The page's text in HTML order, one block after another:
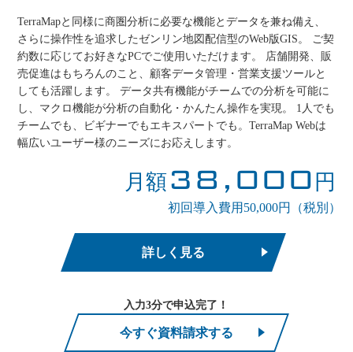
TerraMapと同様に商圏分析に必要な機能とデータを兼ね備え、
さらに操作性を追求したゼンリン地図配信型のWeb版GIS。 ご契
約数に応じてお好きなPCでご使用いただけます。 店舗開発、販
売促進はもちろんのこと、顧客データ管理・営業支援ツールと
しても活躍します。 データ共有機能がチームでの分析を可能に
し、マクロ機能が分析の自動化・かんたん操作を実現。 1人でも
チームでも、ビギナーでもエキスパートでも。TerraMap Webは
幅広いユーザー様のニーズにお応えします。
月額38,000 円
初回導入費用50,000円（税別）
詳しく見る
入力3分で申込完了！
今すぐ資料請求する